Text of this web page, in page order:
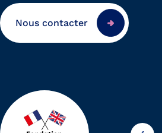
Nous contacter